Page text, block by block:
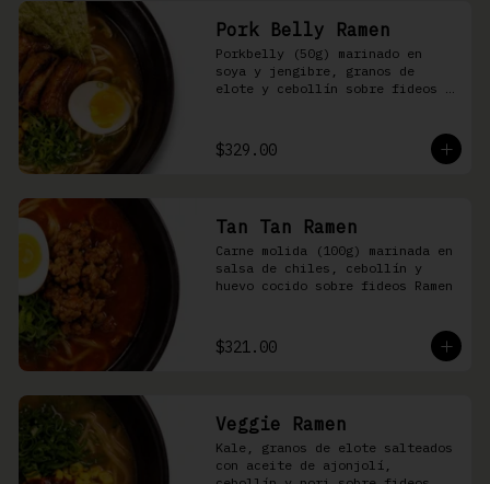
Pork Belly Ramen
Porkbelly (50g) marinado en
soya y jengibre, granos de
elote y cebollín sobre fideos
$329.00
Tan Tan Ramen
Carne molida (100g) marinada en
salsa de chiles, cebollín y
huevo cocido sobre fideos Ramen
$321.00
Veggie Ramen
Kale, granos de elote salteados
con aceite de ajonjolí,